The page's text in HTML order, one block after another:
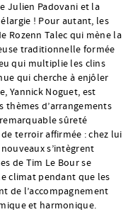
Julien Padovani et la
! Pour autant, les
Rozenn Talec qui mène la
traditionnelle formée
qui multiplie les clins
qui cherche à enjôler
Yannick Noguet, est
d’arrangements
sûreté
terroir affirmée : chez lui
s’intègrent
de Tim Le Bour se
climat pendant que les
de l’accompagnement
et harmonique.